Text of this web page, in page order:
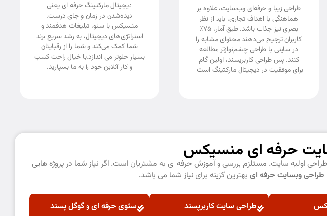
طراحی زیبا و حرفه‌ای وب‌سایت، علاوه بر
هماهنگی با اهداف تجاری، باید از نظر
بصری نیز جذاب باشد. طبق آمار، ۷۵٪
کاربران ترجیح می‌دهند محتوای مشابه را
در سایتی با طراحی چشم‌نوازتر مطالعه
کنند. پس طراحی کاربرپسند، اولین گام
برای موفقیت در دیجیتال مارکتینگ است.
دیجیتال مارکتینگ حرفه ای یعنی
دیده‌شدن در زمان و جای درست.
منسیکس با سئو، تبلیغات هدفمند و
استراتژی‌های دیجیتال، به رشد سریع برند
شما کمک می‌کند و شما را از رقبایتان
بسیار جلوتر می اندازد.با خیال راحت کسب
و کار آنلاین خود را به ما بسپارید.
حرفه ای منسیکس
اولیه سایت. مستلزم بررسی و آموزش حرفه ای به مشتریان است. اگر نیاز شما در پروژه هایی
طراحی وبسایت حرفه ای بهترین گزینه برای نیاز شما می باشد.
طراحی سایت کاربرپسند سئوی حرفه ای و گوگل پسند